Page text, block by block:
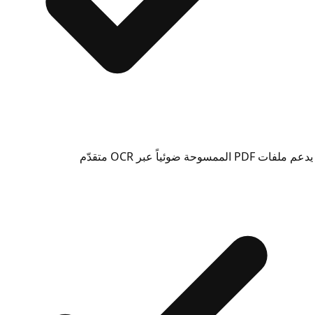
يدعم ملفات PDF الممسوحة ضوئياً عبر OCR متقدّم